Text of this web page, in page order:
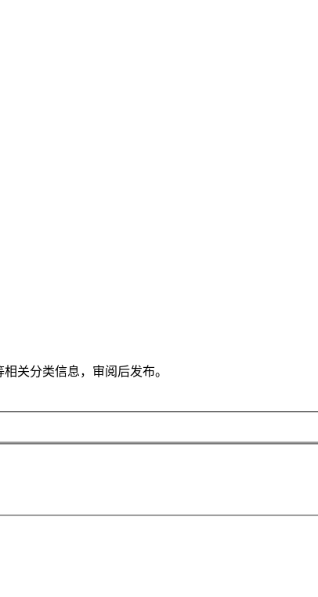
关分类信息，审阅后发布。